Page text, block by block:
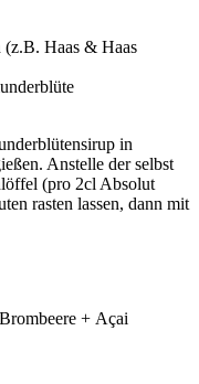
(z.B. Haas & Haas
in
Anstelle der selbst
(pro 2cl Absolut
rasten lassen, dann mit
+ Açai